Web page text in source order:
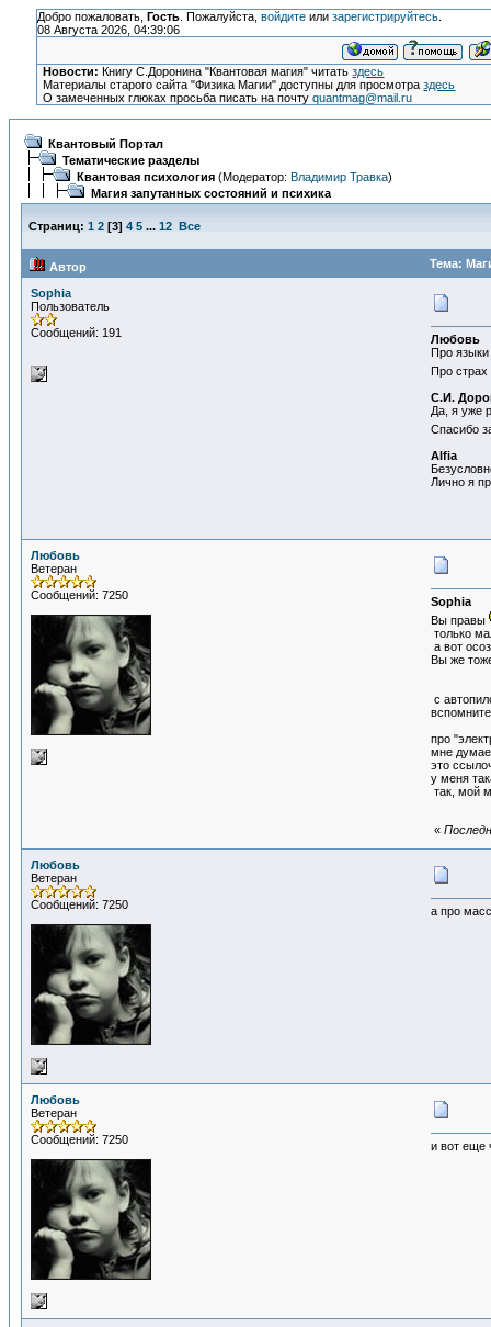
Добро пожаловать, Гость. Пожалуйста, войдитеили зарегистрируйтесь.
08 Августа 2026, 04:39:06
Новости: Книгу С.Доронина "Квантовая магия" читатьздесь
Материалы старого сайта "Физика Магии" доступны для просмотраздесь
О замеченных глюках просьба писать на почтуquantmag@mail.ru
Квантовый Портал
Тематические разделы
Квантовая психология (Модератор: Владимир Травка)
Магия запутанных состояний и психика
Страниц: 1 2 [3] 4 5 ... 12 Все
Автор Тема:
Sophia
Пользователь
Сообщений: 191
Любовь
Про
Про
С.И.
Да, я уже
Спасибо
Alfia
Лично я
Любовь
Ветеран
Сообщений: 7250
Sophia
Вы правы
только
а вот
Вы же
с
про
мне
это
у меня
так, мой
«
Любовь
Ветеран
Сообщений: 7250
а про
Любовь
Ветеран
Сообщений: 7250
и вот еще